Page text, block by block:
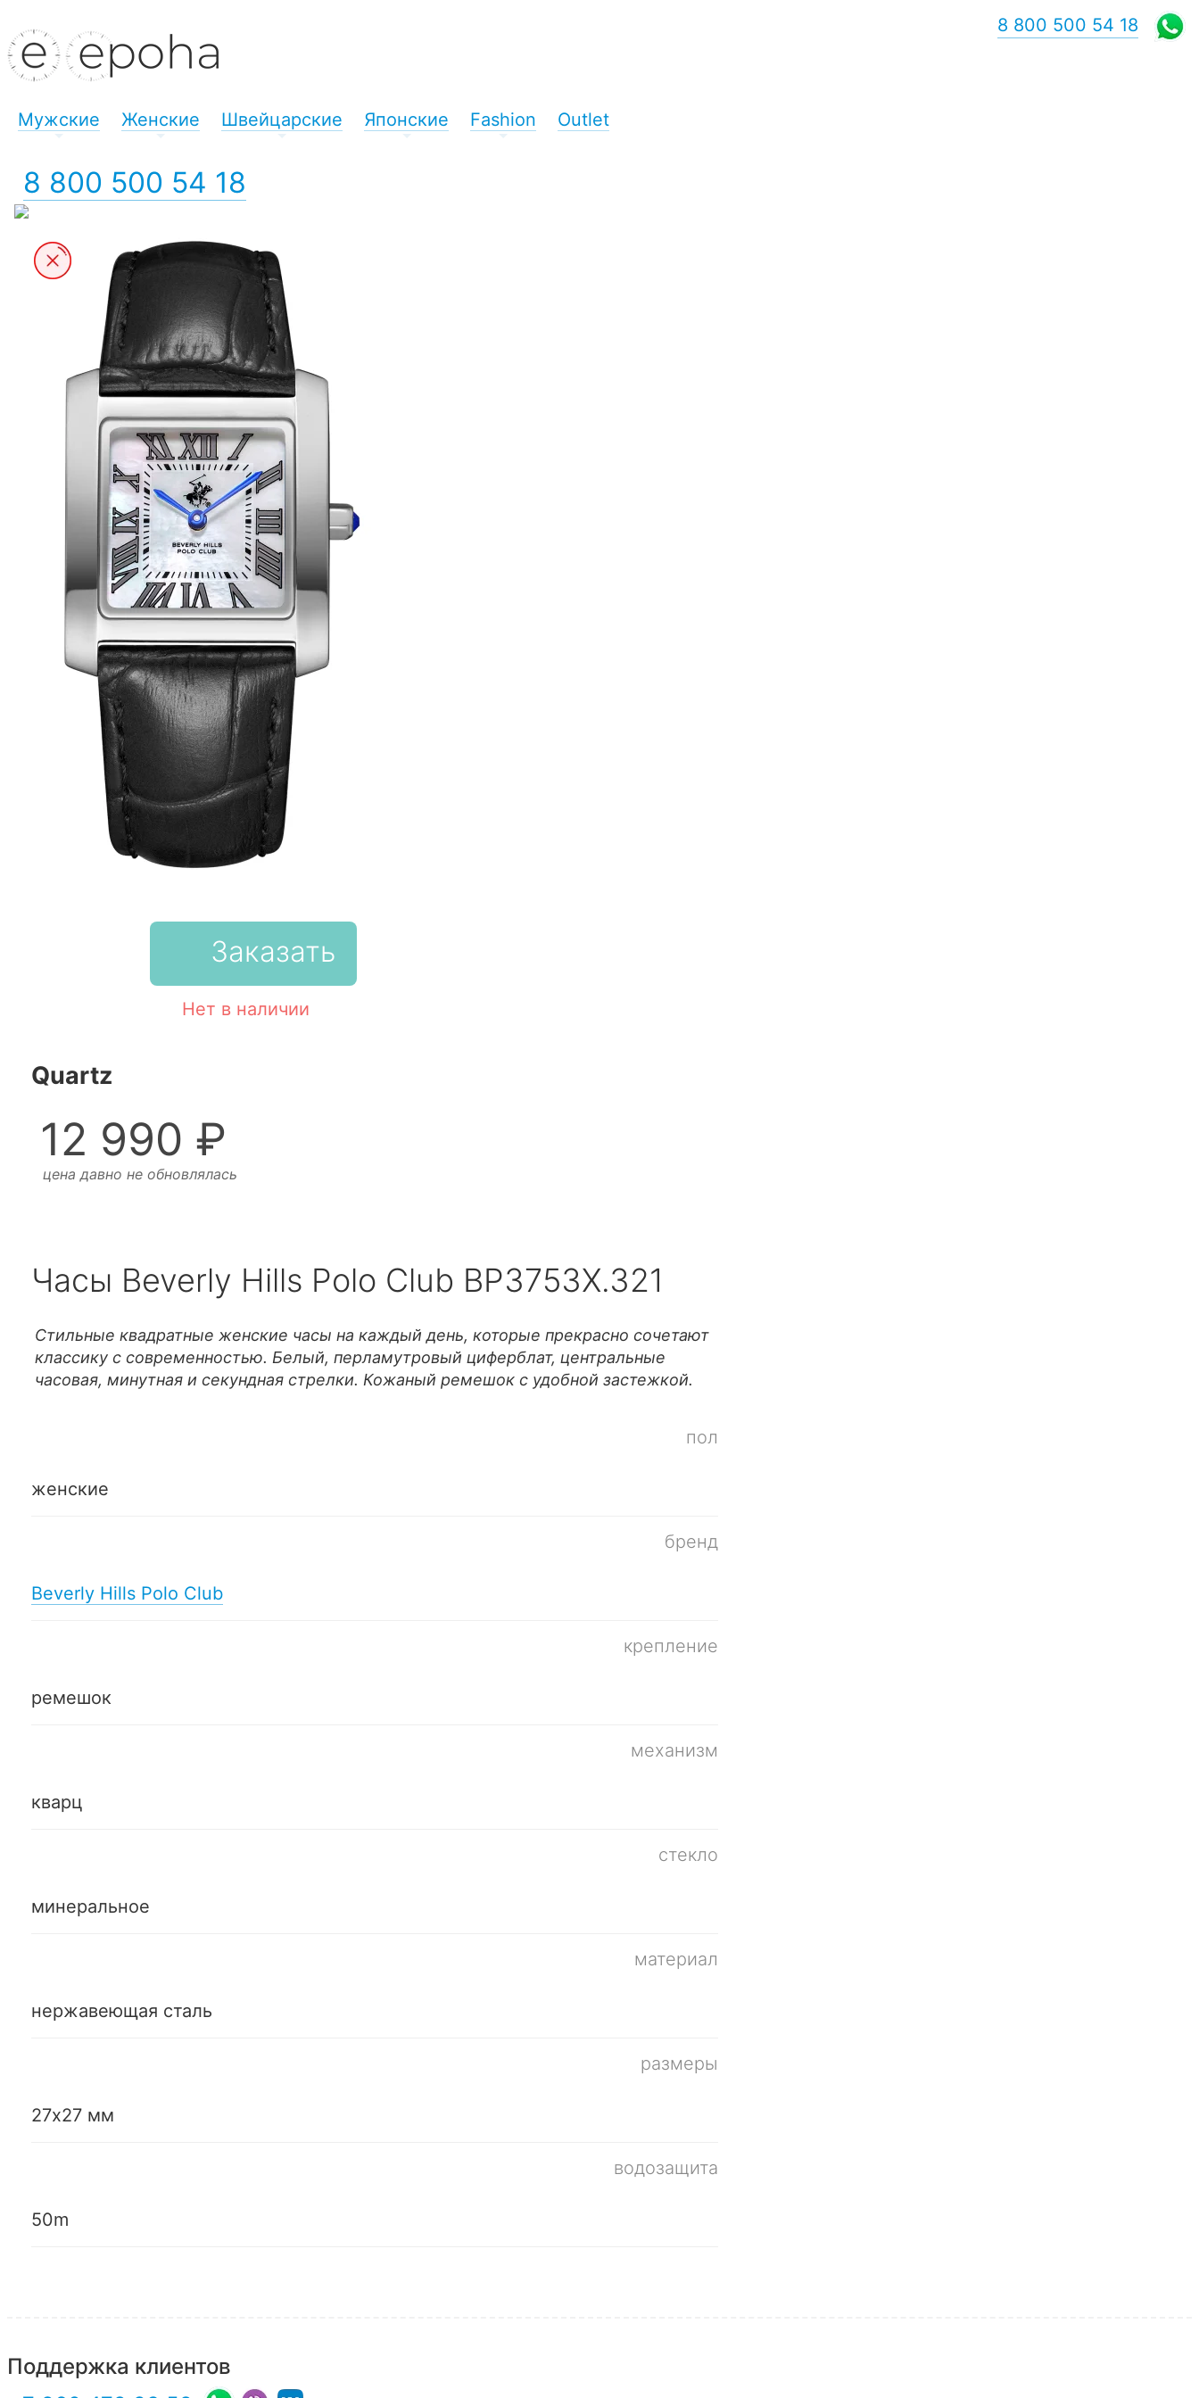
Мужские Женские Швейцарские Японские Fashion Outlet
8 800 500 54 18
8 800 500 54 18
Заказать
Нет в наличии
Quartz
12 990 ₽
цена давно не обновлялась
Часы Beverly Hills Polo Club BP3753X.321
Стильные квадратные женские часы на каждый день, которые прекрасно сочетают
классику с современностью. Белый, перламутровый циферблат, центральные
часовая, минутная и секундная стрелки. Кожаный ремешок с удобной застежкой.
пол
женские
бренд
Beverly Hills Polo Club
крепление
ремешок
механизм
кварц
стекло
минеральное
материал
нержавеющая сталь
размеры
27х27 мм
водозащита
50m
Поддержка клиентов